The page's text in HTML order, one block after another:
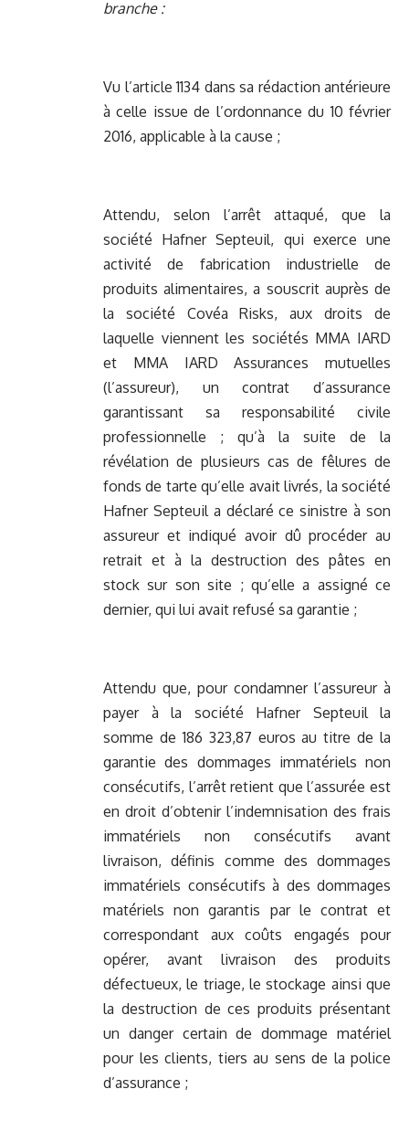
branche :
Vu l’article 1134 dans sa rédaction antérieure
à celle issue de l’ordonnance du 10 février
2016, applicable à la cause ;
Attendu, selon l’arrêt attaqué, que la
société Hafner Septeuil, qui exerce une
activité de fabrication industrielle de
produits alimentaires, a souscrit auprès de
la société Covéa Risks, aux droits de
laquelle viennent les sociétés MMA IARD
et MMA IARD Assurances mutuelles
(l’assureur), un contrat d’assurance
garantissant sa responsabilité civile
professionnelle ; qu’à la suite de la
révélation de plusieurs cas de fêlures de
fonds de tarte qu’elle avait livrés, la société
Hafner Septeuil a déclaré ce sinistre à son
assureur et indiqué avoir dû procéder au
retrait et à la destruction des pâtes en
stock sur son site ; qu’elle a assigné ce
dernier, qui lui avait refusé sa garantie ;
Attendu que, pour condamner l’assureur à
payer à la société Hafner Septeuil la
somme de 186 323,87 euros au titre de la
garantie des dommages immatériels non
consécutifs, l’arrêt retient que l’assurée est
en droit d’obtenir l’indemnisation des frais
immatériels non consécutifs avant
livraison, définis comme des dommages
immatériels consécutifs à des dommages
matériels non garantis par le contrat et
correspondant aux coûts engagés pour
opérer, avant livraison des produits
défectueux, le triage, le stockage ainsi que
la destruction de ces produits présentant
un danger certain de dommage matériel
pour les clients, tiers au sens de la police
d’assurance ;